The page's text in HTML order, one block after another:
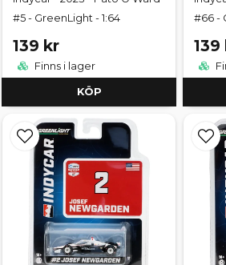
#5 - GreenLight - 1:64
139 kr
Finns i lager
KÖP
#66 -
139